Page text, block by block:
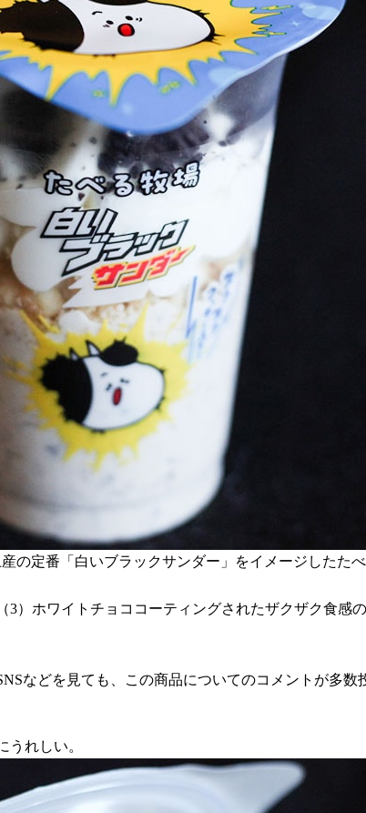
定番「白いブラックサンダー」をイメージしたたべ
3）ホワイトチョココーティングされたザクザク食
などを見ても、この商品についてのコメントが多
れしい。